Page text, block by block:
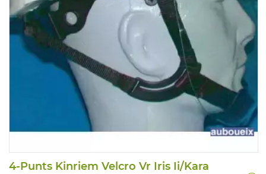
4-Punts Kinriem Velcro Vr Iris Ii/Kara